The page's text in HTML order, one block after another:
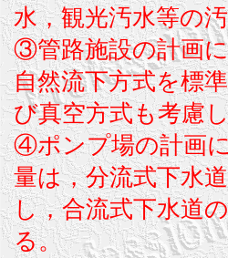
水，観光汚水等の
③管路施設の計画
自然流下方式を標
び真空方式も考慮
④ポンプ場の計画
量は，分流式下水
し，合流式下水道
る。